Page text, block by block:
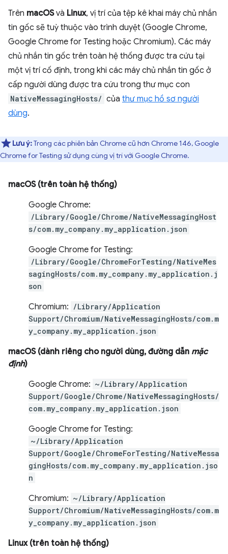
Trên macOSvà Linux, vị trí của tệp kê khai máy chủ nhắn
tin gốc sẽ tuỳ thuộc vào trình duyệt (Google Chrome,
Google Chrome for Testing hoặc Chromium). Các máy
chủ nhắn tin gốc trên toàn hệ thống được tra cứu tại
một vị trí cố định, trong khi các máy chủ nhắn tin gốc ở
cấp người dùng được tra cứu trong thư mục con
NativeMessagingHosts/ của thư mục hồ sơ người
dùng.
Lưu ý:Trong các phiên bản Chrome cũ hơn Chrome 146, Google
Chrome for Testing sử dụng cùng vị trí với Google Chrome.
macOS (trên toàn hệ thống)
Google Chrome:
/Library/Google/Chrome/NativeMessagingHost
s/com.my_company.my_application.json
Google Chrome for Testing:
/Library/Google/ChromeForTesting/NativeMes
sagingHosts/com.my_company.my_application.j
son
Chromium: /Library/Application
Support/Chromium/NativeMessagingHosts/com.m
y_company.my_application.json
macOS (dành riêng cho người dùng, đường dẫn mặc
định)
Google Chrome: ~/Library/Application
Support/Google/Chrome/NativeMessagingHosts/
com.my_company.my_application.json
Google Chrome for Testing:
~/Library/Application
Support/Google/ChromeForTesting/NativeMessa
gingHosts/com.my_company.my_application.jso
n
Chromium: ~/Library/Application
Support/Chromium/NativeMessagingHosts/com.m
y_company.my_application.json
Linux (trên toàn hệ thống)